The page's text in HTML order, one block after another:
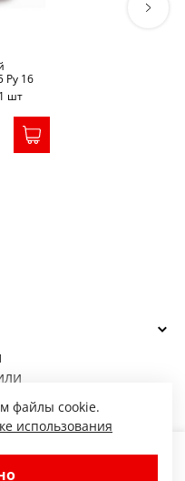
Ру 16
шт
файлы cookie.
использования